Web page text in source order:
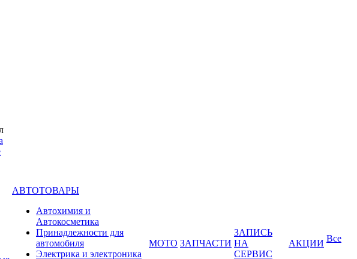
АВТОТОВАРЫ
Автохимия и
Автокосметика
Принадлежности для
автомобиля
Электрика и электроника
МОТО ЗАПЧАСТИ
ЗАПИСЬ
НА
СЕРВИС
АКЦИИ Все